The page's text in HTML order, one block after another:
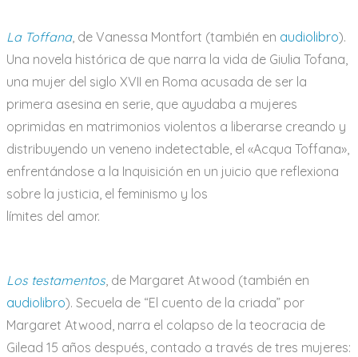
La Toffana, de Vanessa Montfort (también en audiolibro).
Una novela histórica de que narra la vida de Giulia Tofana,
una mujer del siglo XVII en Roma acusada de ser la
primera asesina en serie, que ayudaba a mujeres
oprimidas en matrimonios violentos a liberarse creando y
distribuyendo un veneno indetectable, el «Acqua Toffana»,
enfrentándose a la Inquisición en un juicio que reflexiona
sobre la justicia, el feminismo y los
límites del amor.
Los testamentos, de Margaret Atwood (también en
audiolibro). Secuela de “El cuento de la criada” por
Margaret Atwood, narra el colapso de la teocracia de
Gilead 15 años después, contado a través de tres mujeres: